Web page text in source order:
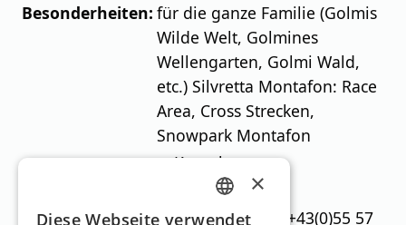
Besonderheiten: für die ganze Familie (Golmis
Wilde Welt, Golmines
Wellengarten, Golmi Wald,
etc.) Silvretta Montafon: Race
Area, Cross Strecken,
Snowpark Montafon
Kontakt
Silvretta Montafon, Tel.: +43(0)55 57
GERMAN
×
Diese Webseite verwendet